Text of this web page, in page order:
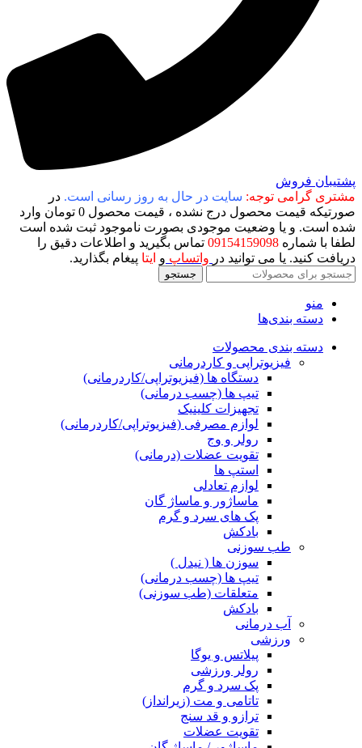
پشتیبان فروش
مشتری گرامی توجه: سایت در حال به روز رسانی است. در
صورتیکه قیمت محصول درج نشده ، قیمت محصول 0 تومان وارد
شده است. و یا وضعیت موجودی بصورت ناموجود ثبت شده است
لطفا با شماره 09154159098 تماس بگیرید و اطلاعات دقیق را
دریافت کنید. یا می توانید در واتساپ و ایتا پیغام بگذارید.
جستجو
منو
دسته بندی‌ها
دسته بندی محصولات
فیزیوتراپی و کاردرمانی
دستگاه ها (فیزیوتراپی/کاردرمانی)
تیپ ها (چسب درمانی)
تجهیزات کلینیک
لوازم مصرفی (فیزیوتراپی/کاردرمانی)
رولر و وج
تقویت عضلات (درمانی)
استپ ها
لوازم تعادلی
ماساژور و ماساژ گان
پک های سرد و گرم
بادکش
طب سوزنی
سوزن ها ( نیدل )
تیپ ها (چسب درمانی)
متعلقات (طب سوزنی)
بادکش
آب درمانی
ورزشی
پیلاتس و یوگا
رولر ورزشی
پک سرد و گرم
تاتامی و مت (زیرانداز)
ترازو و قد سنج
تقویت عضلات